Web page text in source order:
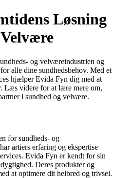
Løsning
og velværeindustrien og
alle dine sundhedsbehov. Med et
hjælper Evida Fyn dig med at
Læs videre for at lære mere om,
i sundhed og velvære.
for sundheds- og
årtiers erfaring og ekspertise
Evida Fyn er kendt for sin
Deres produkter og
at optimere dit helbred og trivsel.